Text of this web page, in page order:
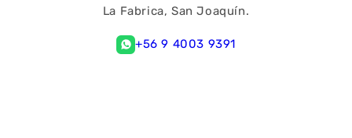
La Fabrica, San Joaquín.
+56 9 4003 9391